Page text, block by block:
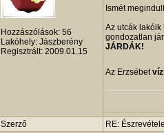
Hozzászólások: 56
Lakóhely: Jászberény
Regisztrált: 2009.01.15
Ismét
Az utcák
gondozatlan
JÁRDÁK!
Az Erzsébet
Szerző
RE: